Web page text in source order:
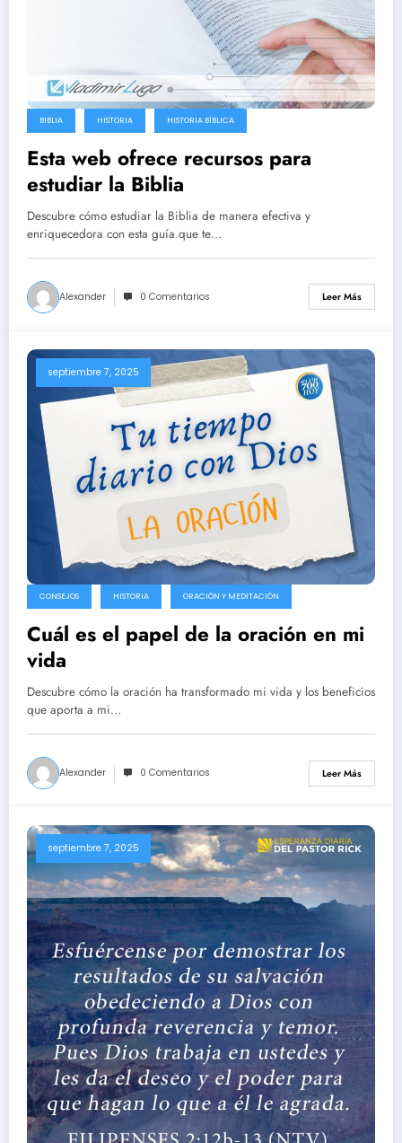
BIBLIA HISTORIA HISTORIA BÍBLICA
Esta web ofrece recursos para
estudiar la Biblia
Descubre cómo estudiar la Biblia de manera efectiva y
enriquecedora con esta guía que te…
Alexander 0 Comentarios Leer Más
septiembre 7, 2025
CONSEJOS HISTORIA ORACIÓN Y MEDITACIÓN
Cuál es el papel de la oración en mi
vida
Descubre cómo la oración ha transformado mi vida y los beneficios
que aporta a mi…
Alexander 0 Comentarios Leer Más
septiembre 7, 2025